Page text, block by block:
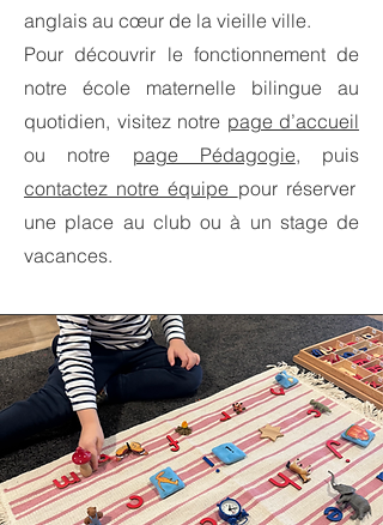
anglais au cœur de la vieille ville.​
Pour découvrir le fonctionnement de
notre école maternelle bilingue au
quotidien, visitez notre page d’accueil
ou notre page Pédagogie, puis
contactez notre équipe pour réserver
une place au club ou à un stage de
vacances.